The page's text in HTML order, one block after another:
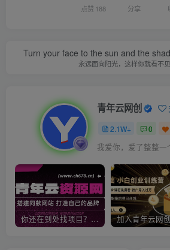
点赞 188 分享
Turn your face to the sun and the
永远面向阳光，这样你就看不
青年云网创
2.1W+ 0
我爱你，爱了整整一
你还在到处找项目？还在当韭菜？我靠卖项目一个月收入5万+，曾经我也是个失败者。